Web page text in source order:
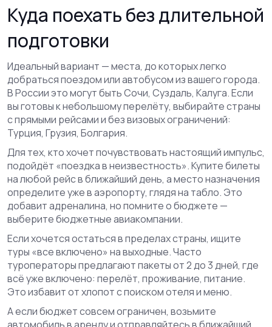
Куда поехать без длительной
подготовки
Идеальный вариант — места, до которых легко
добраться поездом или автобусом из вашего города.
В России это могут быть Сочи, Суздаль, Калуга. Если
вы готовы к небольшому перелёту, выбирайте страны
с прямыми рейсами и без визовых ограничений:
Турция, Грузия, Болгария.
Для тех, кто хочет почувствовать настоящий импульс,
подойдёт «поездка в неизвестность». Купите билеты
на любой рейс в ближайший день, а место назначения
определите уже в аэропорту, глядя на табло. Это
добавит адреналина, но помните о бюджете —
выберите бюджетные авиакомпании.
Если хочется остаться в пределах страны, ищите
туры «все включено» на выходные. Часто
туроператоры предлагают пакеты от 2 до 3 дней, где
всё уже включено: перелёт, проживание, питание.
Это избавит от хлопот с поиском отеля и меню.
А если бюджет совсем ограничен, возьмите